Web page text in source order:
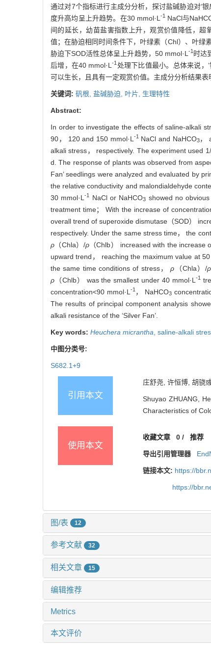
通过对7个指标进行主成分分析，探讨盐碱胁迫对‘
度升高均呈上升趋势。在30 mmol·L -1 NaCl与
间的延长，幼苗盐害指数上升，观赏价值降低，超
值；在胁迫相同时间条件下，叶绿素（Chl）、叶绿
胁迫下SOD活性总体呈上升趋势，50 mmol·L -1 时达
后增，在40 mmol·L-1 处理下比值最小。总体来说，
可以生长，且具有一定观赏价值。主成分分析结果表
关键词: 矾根, 盐碱胁迫, 叶片, 生理特性
Abstract:
In order to investigate the effects of saline-alkali
90， 120 and 150 mmol·L -1 NaCl and NaHCO3，
alkali stress， respectively. The experiment used
d. The response of plants was observed from
Fan’ seedlings were analyzed and evaluated by
the relative conductivity and malondialdehyde
30 mmol·L-1 NaCl or NaHCO3 showed no
treatment time； With the increase of
overall trend of superoxide dismutase（SOD）
respectively. Under the same stress time， the
ρ （Chla）/ρ（Chlb） increased with the increase
upward trend， reaching the maximum value at 50
the same time conditions of stress，ρ （Chla）/ρ
ρ （Chlb） was the smallest under 40 mmol·L-1
concentration<90 mmol·L -1 ， NaHCO3
The results of principal component analysis
alkali resistance of the ‘Silver Fan’.
Key words: Heuchera micrantha saline-alkali
中图分类号:
S682.1+9
引用本文
庄舒尧, 许恒博, 胡骁
Shuyao ZHUANG,
Characteristics of
使用本文
收藏文章 0 /推荐
导出引用管理器
链接本文: https://
https://
图/表 12
参考文献 32
相关文章 15
编辑推荐
Metrics
本文评价